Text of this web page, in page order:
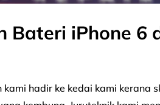
Bateri iPhone 6
kami hadir ke kedai kami kerana